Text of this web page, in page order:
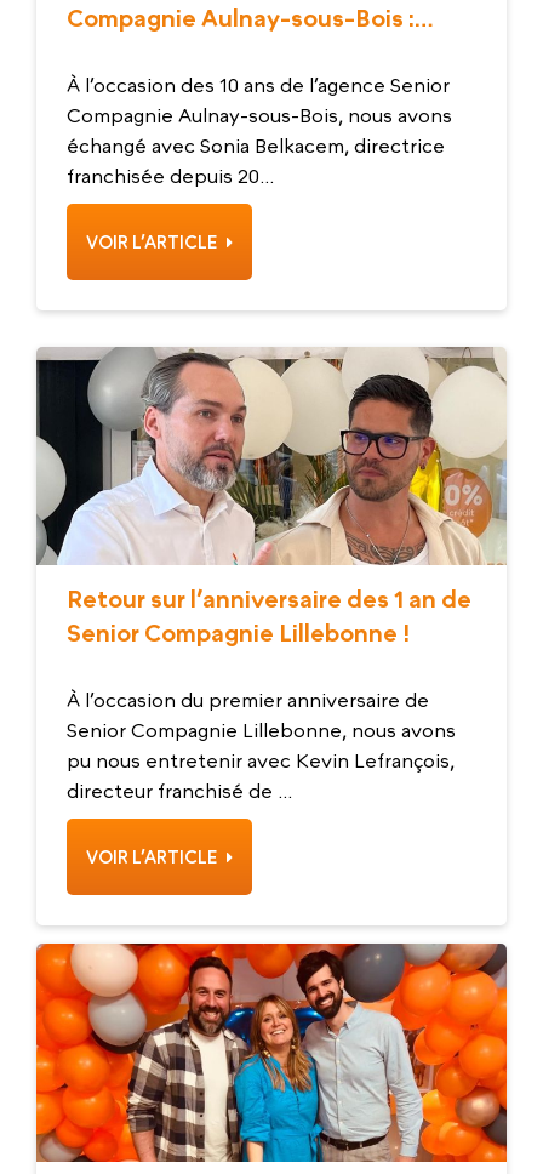
Compagnie Aulnay-sous-Bois :
directrice franchisée
À l’occasion des 10 ans de l’agence Senior
Compagnie Aulnay-sous-Bois, nous avons
échangé avec Sonia Belkacem, directrice
franchisée depuis 20...
VOIR L’ARTICLE
Retour sur l’anniversaire des 1 an de
Senior Compagnie Lillebonne !
À l’occasion du premier anniversaire de
Senior Compagnie Lillebonne, nous avons
pu nous entretenir avec Kevin Lefrançois,
directeur franchisé de ...
VOIR L’ARTICLE